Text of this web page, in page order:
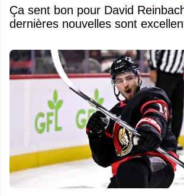
Ça sent bon pour David
dernières nouvelles sont